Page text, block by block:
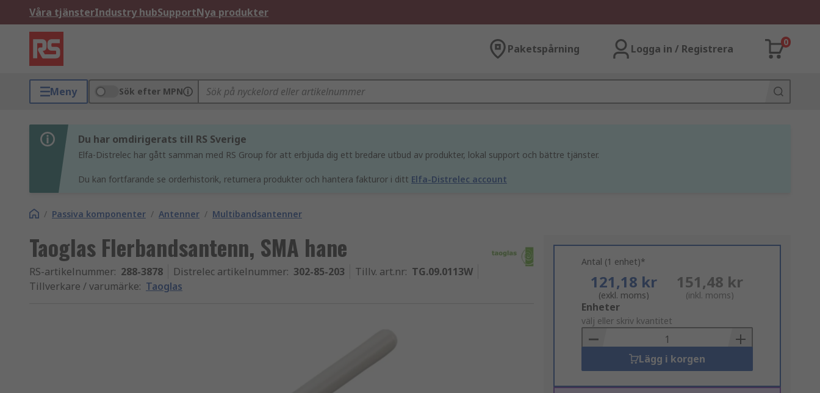
Våra tjänsterIndustry hubSupportNya produkter
Paketspårning Logga in / Registrera
0
Meny Sök efter MPN
Du har omdirigerats till RS Sverige
Elfa-Distrelec har gått samman med RS Group för att erbjuda dig ett bredare utbud av produkter, lokal support och bättre tjänster.
Du kan fortfarande se orderhistorik, returnera produkter och hantera fakturor i ditt Elfa-Distrelec account
/ Passiva komponenter / Antenner / Multibandsantenner
Taoglas Flerbandsantenn, SMA hane
RS-artikelnummer: 288-3878 Distrelec artikelnummer: 302-85-203 Tillv. art.nr: TG.09.0113W
Tillverkare / varumärke: Taoglas
Antal (1 enhet)*
121,18 kr
(exkl. moms)
151,48 kr
(inkl. moms)
Add
to
Basket
Enheter
välj eller skriv kvantitet
Lägg i korgen